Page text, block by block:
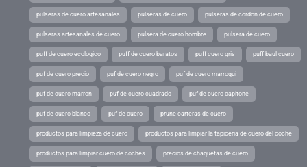
pulseras de cuero artesanales pulseras de cuero pulseras de cordon de cuero
pulseras artesanales de cuero pulsera de cuero hombre pulsera de cuero
puff de cuero ecologico puff de cuero baratos puff cuero gris puff baul cuero
puf de cuero precio puf de cuero negro puf de cuero marroqui
puf de cuero marron puf de cuero cuadrado puf de cuero capitone
puf de cuero blanco puf de cuero prune carteras de cuero
productos para limpieza de cuero productos para limpiar la tapiceria de cuero del coche
productos para limpiar cuero de coches precios de chaquetas de cuero